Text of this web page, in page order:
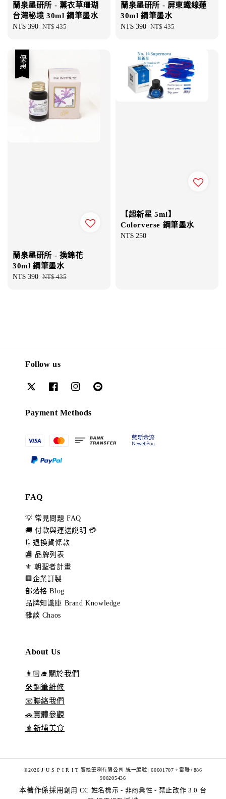
蘭泉墨研所 - 薰衣草珊瑚
台灣秘境 30ml 鋼筆墨水
Sale
NT$ 390 Regular
NT$ 435
蘭泉墨研所 - 屏東鐵線蓮
30ml 鋼筆墨水
Sale
NT$ 390 Regular
NT$ 435
優惠
蘭泉墨研所 - 換錦花
30ml 鋼筆墨水
Sale
NT$ 390 Regular
NT$ 435
【超新星 5ml】
Colorverse 鋼筆墨水
Regular
NT$ 250
Follow us
Payment Methods
FAQ
💡 常見問題 FAQ
🚚 付款與運送說明 💳
🔃 退換貨條款
🏬 品牌列表
⚜️ 朝聖者計畫
🏢企業訂製
部落格 Blog
品牌知識庫 Brand Knowledge
雜談 Chaos
About Us
👩🏻‍🎓關於我們
🛠️鋼筆維修
📧聯絡我們
🚗實體參觀
🧋新埔美食
©2026 J U S P I R I T 賈絲筆咧有限公司 統一編號: 60601707。電聯+886
900205436
本著作係採用 創用 CC 姓名標示 - 非商業性 - 禁止改作 3.0 台